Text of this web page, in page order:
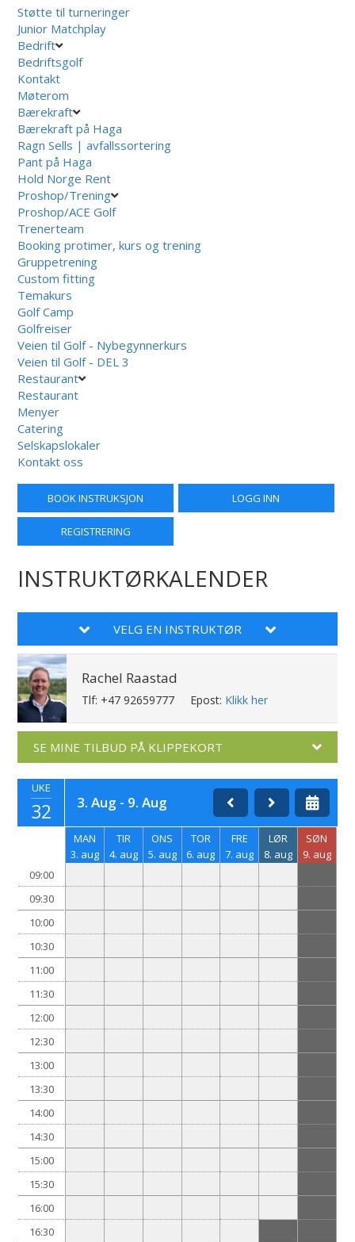
Støtte til turneringer
Junior Matchplay
Bedrift
Bedriftsgolf
Kontakt
Møterom
Bærekraft
Bærekraft på Haga
Ragn Sells | avfallssortering
Pant på Haga
Hold Norge Rent
Proshop/Trening
Proshop/ACE Golf
Trenerteam
Booking protimer, kurs og trening
Gruppetrening
Custom fitting
Temakurs
Golf Camp
Golfreiser
Veien til Golf - Nybegynnerkurs
Veien til Golf - DEL 3
Restaurant
Restaurant
Menyer
Catering
Selskapslokaler
Kontakt oss
BOOK INSTRUKSJON LOGG INN
REGISTRERING
INSTRUKTØRKALENDER
VELG EN INSTRUKTØR
Rachel Raastad
Tlf: +47 92659777 Epost: Klikk her
SE MINE TILBUD PÅ KLIPPEKORT
UKE
32 3. Aug - 9. Aug
09:00
09:30
10:00
10:30
11:00
11:30
12:00
12:30
13:00
13:30
14:00
14:30
15:00
15:30
16:00
16:30
MAN
3. aug
TIR
4. aug
ONS
5. aug
TOR
6. aug
FRE
7. aug
LØR
8. aug
SØN
9. aug